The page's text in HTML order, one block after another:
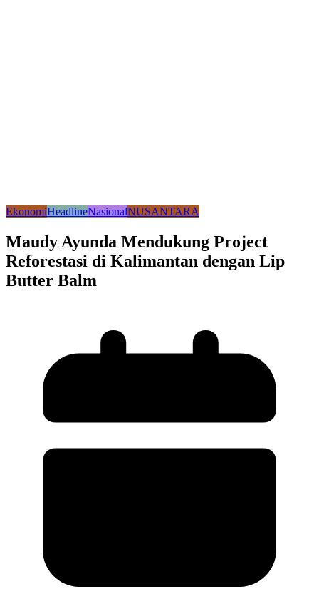
EkonomiHeadlineNasionalNUSANTARA
Maudy Ayunda Mendukung Project
Reforestasi di Kalimantan dengan Lip
Butter Balm